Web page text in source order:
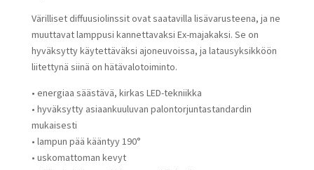
Värilliset diffuusiolinssit ovat saatavilla lisävarusteena, ja ne
muuttavat lamppusi kannettavaksi Ex-majakaksi. Se on
hyväksytty käytettäväksi ajoneuvoissa, ja latausyksikköön
liitettynä siinä on hätävalotoiminto.
• energiaa säästävä, kirkas LED-tekniikka
• hyväksytty asiaankuuluvan palontorjuntastandardin
mukaisesti
• lampun pää kääntyy 190°
• uskomattoman kevyt